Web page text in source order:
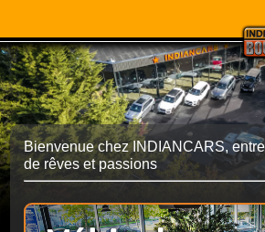
Bienvenue chez INDIANCARS,
de rêves et passions